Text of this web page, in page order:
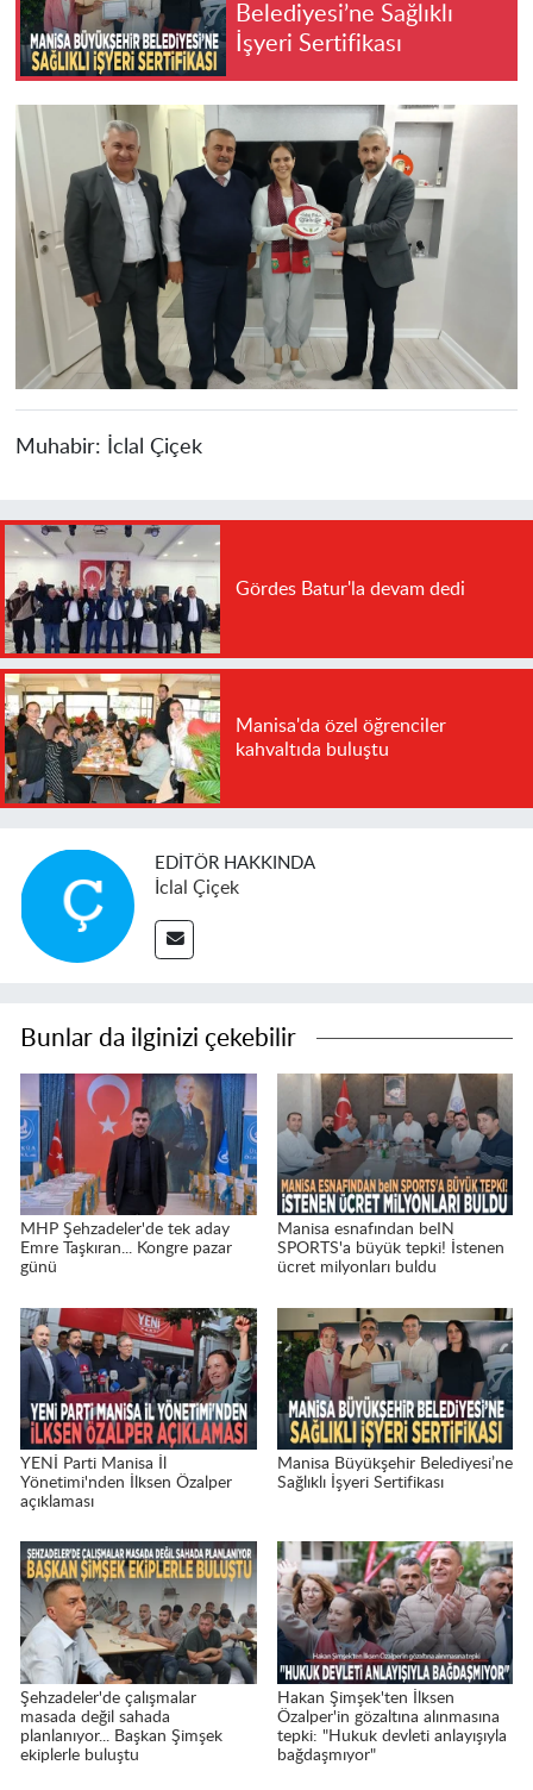
Belediyesi’ne Sağlıklı
İşyeri Sertifikası
Muhabir: İclal Çiçek
Gördes Batur'la devam dedi
Manisa'da özel öğrenciler
kahvaltıda buluştu
EDITÖR HAKKINDA
İclal Çiçek
Bunlar da ilginizi çekebilir
MHP Şehzadeler'de tek aday
Emre Taşkıran... Kongre pazar
günü
Manisa esnafından beIN
SPORTS'a büyük tepki! İstenen
ücret milyonları buldu
YENİ Parti Manisa İl
Yönetimi'nden İlksen Özalper
açıklaması
Manisa Büyükşehir Belediyesi’ne
Sağlıklı İşyeri Sertifikası
Şehzadeler'de çalışmalar
masada değil sahada
planlanıyor... Başkan Şimşek
ekiplerle buluştu
Hakan Şimşek'ten İlksen
Özalper'in gözaltına alınmasına
tepki: "Hukuk devleti anlayışıyla
bağdaşmıyor"